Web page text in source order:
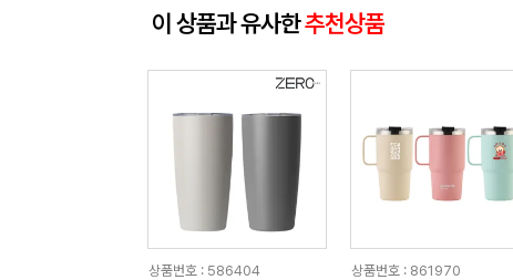
이 상품과 유사한추천상품
상품번호 : 586404
상품번호 : 861970